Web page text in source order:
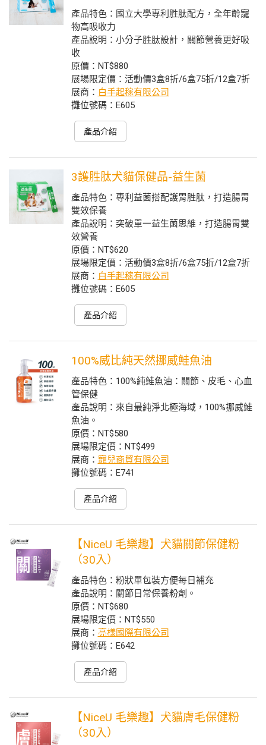
產品特色：國立大學專利胜肽配方，全年齡寵
物高吸收力
產品說明：小分子胜肽設計，關節營養更好吸
收
原價：NT$880
展場限定價：活動價3盒8折/6盒75折/12盒7折
展商： 白手起稼有限公司
攤位號碼：E605
產品介紹
3護胜肽犬貓保健品-益生菌
產品特色：專利益菌搭配護胃胜肽，打造腸胃
雙效保養
產品說明：突破單一益生菌思維，打造腸胃雙
效營養
原價：NT$620
展場限定價：活動價3盒8折/6盒75折/12盒7折
展商： 白手起稼有限公司
攤位號碼：E605
產品介紹
100%威比純天然挪威鮭魚油
產品特色：100%純鮭魚油：關節、皮毛、心血
管保健
產品說明：來自最純淨北極海域，100%挪威鮭
魚油。
原價：NT$580
展場限定價：NT$499
展商： 寵兒商貿有限公司
攤位號碼：E741
產品介紹
【NiceU 毛樂趣】犬貓關節保健粉
（30入）
產品特色：粉狀單包裝方便每日補充
產品說明：關節日常保養粉劑。
原價：NT$680
展場限定價：NT$550
展商： 亮樣國際有限公司
攤位號碼：E642
產品介紹
【NiceU 毛樂趣】犬貓膚毛保健粉
（30入）